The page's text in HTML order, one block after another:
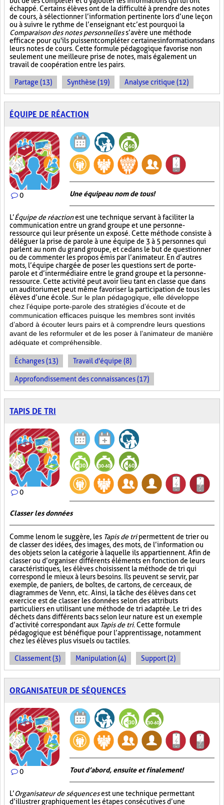
échappé. Certains élèves ont de la difficulté à prendre des notes
de cours, à sélectionner l’information pertinente lors d’une leçon
ou à suivre le rythme de l’enseignant et c’est pourquoi la
Comparaison des notes personnelless’avère une méthode
efficace pour qu'ils puissent compléter certaines informations dans
leurs notes de cours. Cette formule pédagogique favorise non
seulement une meilleure prise de notes, mais également un
travail de coopération entre les pairs.
Partage (13) Synthèse (19) Analyse critique (12)
ÉQUIPE DE RÉACTION
0 Une équipe au nom de tous!
L’Équipe de réactionest une technique servant à faciliter la
communication entre un grand groupe et une personne-
ressource qui leur présente un exposé. Cette méthode consiste à
déléguer la prise de parole à une équipe de 3 à 5 personnes qui
parlent au nom du grand groupe, et ce dans le but de questionner
ou de commenter les propos émis par l’animateur. En d’autres
mots, l’équipe chargée de poser les questions sert de porte-
parole et d’intermédiaire entre le grand groupe et la personne-
ressource. Cette activité peut avoir lieu tant en classe que dans
un auditorium et peut même favoriser la participation de tous les
élèves d’une école. Sur le plan pédagogique, elle développe
chez l’équipe porte-parole des stratégies d’écoute et de
communication efficaces puisque les membres sont invités
d’abord à écouter leurs pairs et à comprendre leurs questions
avant de les reformuler et de les poser à l’animateur de manière
adéquate et compréhensible.
Échanges (13) Travail d'équipe (8)
Approfondissement des connaissances (17)
TAPIS DE TRI
0
Classer les données
Comme le nom le suggère, les Tapis de tripermettent de trier ou
de classer des idées, des images, des mots, de l’information ou
des objets selon la catégorie à laquelle ils appartiennent. Afin de
classer ou d’organiser différents éléments en fonction de leurs
caractéristiques, les élèves choisissent la méthode de tri qui
correspond le mieux à leurs besoins. Ils peuvent se servir, par
exemple, de paniers, de boîtes, de cartons, de cerceaux, de
diagrammes de Venn, etc. Ainsi, la tâche des élèves dans cet
exercice est de classer les données selon des attributs
particuliers en utilisant une méthode de tri adaptée. Le tri des
déchets dans différents bacs selon leur nature est un exemple
d’activité correspondant aux Tapis de tri. Cette formule
pédagogique est bénéfique pour l’apprentissage, notamment
chez les élèves plus visuels ou tactiles.
Classement (3) Manipulation (4) Support (2)
ORGANISATEUR DE SÉQUENCES
0 Tout d’abord, ensuite et finalement!
L’Organisateur de séquencesest une technique permettant
d’illustrer graphiquement les étapes consécutives d’une